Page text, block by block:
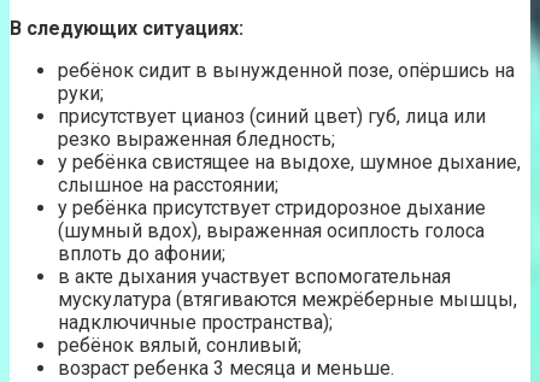
В следующих ситуациях:
ребёнок сидит в вынужденной позе, опёршись на
руки;
присутствует цианоз (синий цвет) губ, лица или
резко выраженная бледность;
у ребёнка свистящее на выдохе, шумное дыхание,
слышное на расстоянии;
у ребёнка присутствует стридорозное дыхание
(шумный вдох), выраженная осиплость голоса
вплоть до афонии;
в акте дыхания участвует вспомогательная
мускулатура (втягиваются межрёберные мышцы,
надключичные пространства);
ребёнок вялый, сонливый;
возраст ребенка 3 месяца и меньше.